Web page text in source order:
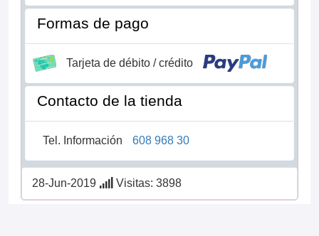
Formas de pago
Tarjeta de débito / crédito
Contacto de la tienda
Tel. Información 608 968 30
28-Jun-2019 Visitas: 3898